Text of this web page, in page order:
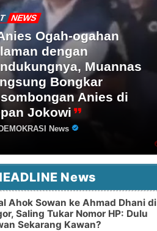
NEWS
Ogah-ogahan
dengan
Muannas
Bongkar
Anies di
Jokowi
DEMOKRASI News
News
Ahok Sowan ke Ahmad Dhani di
Saling Tukar Nomor HP: Dulu
Sekarang Kawan?